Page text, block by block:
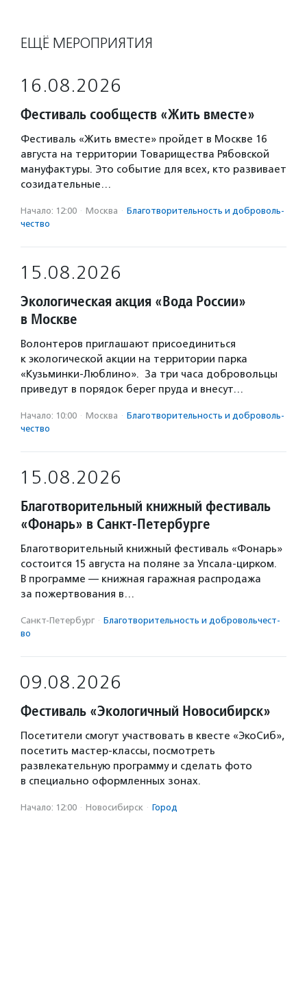
ЕЩЁ МЕРОПРИЯТИЯ
16.08.2026
Фестиваль сообществ «Жить вместе»
Фестиваль «Жить вместе» пройдет в Москве 16
августа на территории Товарищества Рябовской
мануфактуры. Это событие для всех, кто развивает
созидательные…
Начало: 12:00 · Москва · Благотвори­тель­ность и доброволь­
чест­во
15.08.2026
Экологическая акция «Вода России»
в Москве
Волонтеров приглашают присоединиться
к экологической акции на территории парка
«Кузьминки-Люблино». За три часа добровольцы
приведут в порядок берег пруда и внесут…
Начало: 10:00 · Москва · Благотвори­тель­ность и доброволь­
чест­во
15.08.2026
Благотворительный книжный фестиваль
«Фонарь» в Санкт-Петербурге
Благотворительный книжный фестиваль «Фонарь»
состоится 15 августа на поляне за Упсала-цирком.
В программе — книжная гаражная распродажа
за пожертвования в…
Санкт-Петербург · Благотвори­тель­ность и доброволь­чест­
во
09.08.2026
Фестиваль «Экологичный Новосибирск»
Посетители смогут участвовать в квесте «ЭкоСиб»,
посетить мастер-классы, посмотреть
развлекательную программу и сделать фото
в специально оформленных зонах.
Начало: 12:00 · Новосибирск · Город